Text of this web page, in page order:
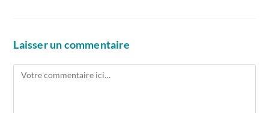
Laisser un commentaire